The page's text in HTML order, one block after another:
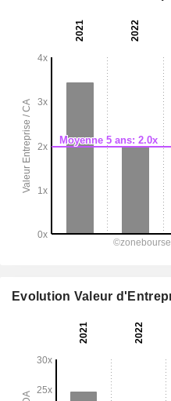
Evolution Valeur